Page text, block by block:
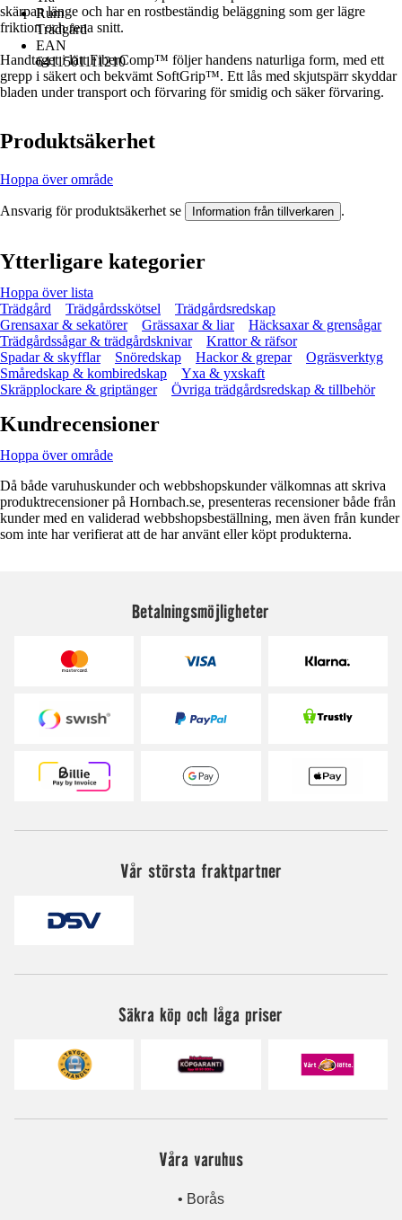
Rum
Trädgård
EAN
6411501111210
skärpan länge och har en rostbeständig beläggning som ger lägre
friktion och rena snitt.
Handtaget i lätt FiberComp™ följer handens naturliga form, med ett
grepp i säkert och bekvämt SoftGrip™. Ett lås med skjutspärr skyddar
bladen under transport och förvaring för smidig och säker förvaring.
Produktsäkerhet
Hoppa över område
Ansvarig för produktsäkerhet se Information från tillverkaren .
Ytterligare kategorier
Hoppa över lista
Trädgård
Trädgårdsskötsel
Trädgårdsredskap
Grensaxar & sekatörer
Grässaxar & liar
Häcksaxar & grensågar
Trädgårdssågar & trädgårdsknivar
Krattor & räfsor
Spadar & skyfflar
Snöredskap Hackor & grepar
Ogräsverktyg
Småredskap & kombiredskap
Yxa & yxskaft
Skräpplockare & griptänger
Övriga trädgårdsredskap & tillbehör
Kundrecensioner
Hoppa över område
Då både varuhuskunder och webbshopskunder välkomnas att skriva
produktrecensioner på Hornbach.se, presenteras recensioner både från
kunder med en validerad webbshopsbeställning, men även från kunder
som inte har verifierat att de har använt eller köpt produkterna.
Betalningsmöjligheter
Vår största fraktpartner
Säkra köp och låga priser
Våra varuhus
• Borås